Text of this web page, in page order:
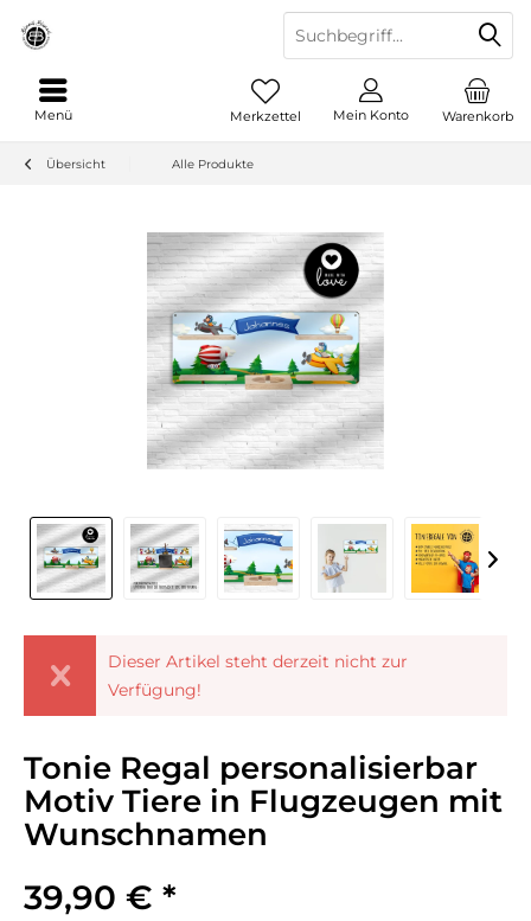
Warenkorb
Merkzettel Mein Konto
Menü
Übersicht Alle Produkte
Dieser Artikel steht derzeit nicht zur
Verfügung!
Tonie Regal personalisierbar
Motiv Tiere in Flugzeugen mit
Wunschnamen
39,90 € *